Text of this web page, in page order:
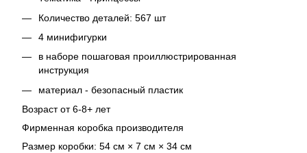
Количество деталей: 567 шт
4 минифигурки
в наборе пошаговая проиллюстрированная
инструкция
материал - безопасный пластик
Возраст от 6-8+ лет
Фирменная коробка производителя
Размер коробки: 54 см × 7 см × 34 см